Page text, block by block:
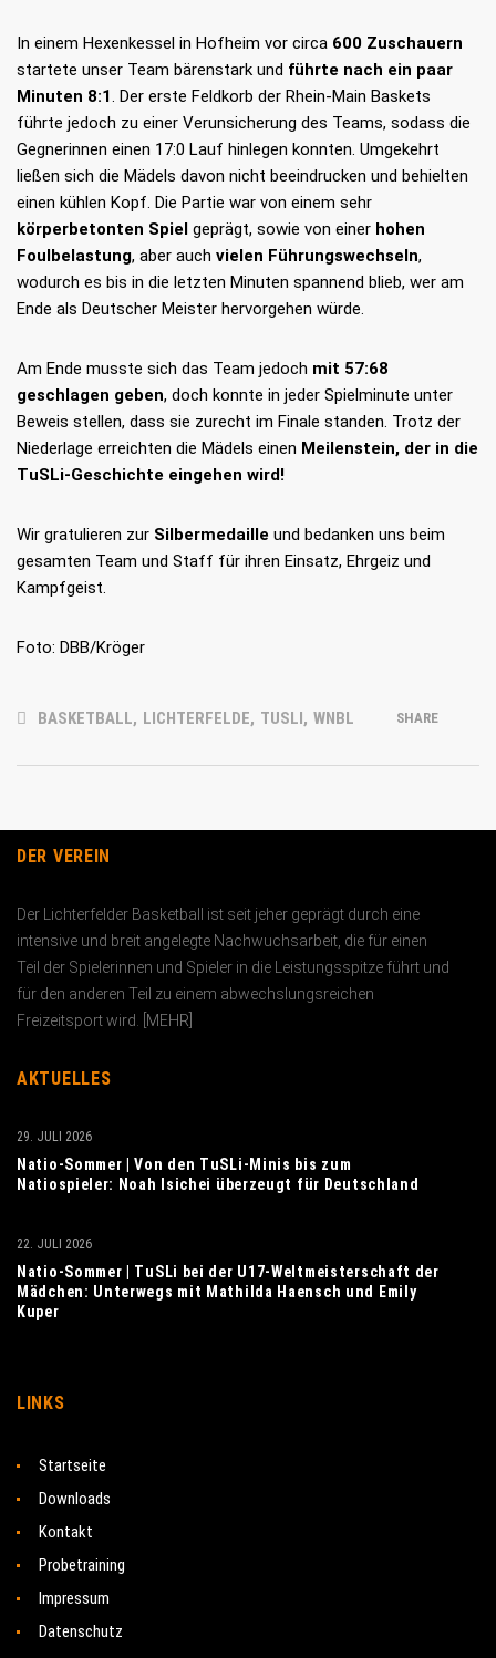
In einem Hexenkessel in Hofheim vor circa 600 Zuschauern
startete unser Team bärenstark und führte nach ein paar
Minuten 8:1. Der erste Feldkorb der Rhein-Main Baskets
führte jedoch zu einer Verunsicherung des Teams, sodass die
Gegnerinnen einen 17:0 Lauf hinlegen konnten. Umgekehrt
ließen sich die Mädels davon nicht beeindrucken und behielten
einen kühlen Kopf. Die Partie war von einem sehr
körperbetonten Spiel geprägt, sowie von einer hohen
Foulbelastung, aber auch vielen Führungswechseln,
wodurch es bis in die letzten Minuten spannend blieb, wer am
Ende als Deutscher Meister hervorgehen würde.
Am Ende musste sich das Team jedoch mit 57:68
geschlagen geben, doch konnte in jeder Spielminute unter
Beweis stellen, dass sie zurecht im Finale standen. Trotz der
Niederlage erreichten die Mädels einen Meilenstein, der in die
TuSLi-Geschichte eingehen wird!
Wir gratulieren zur Silbermedaille und bedanken uns beim
gesamten Team und Staff für ihren Einsatz, Ehrgeiz und
Kampfgeist.
Foto: DBB/Kröger
BASKETBALL, LICHTERFELDE, TUSLI, WNBL SHARE
DER VEREIN
Der Lichterfelder Basketball ist seit jeher geprägt durch eine
intensive und breit angelegte Nachwuchs­arbeit, die für einen
Teil der Spielerinnen und Spieler in die Leistungs­spitze führt und
für den anderen Teil zu einem abwechslungs­reichen
Freizeitsport wird. [
MEHR
AKTUELLES
Natio-Sommer | Von den TuSLi-Minis bis zum
Natiospieler: Noah Isichei überzeugt für Deutschland
29. JULI 2026
Natio-Sommer | TuSLi bei der U17-Weltmeisterschaft der
Mädchen: Unterwegs mit Mathilda Haensch und Emily
Kuper
22. JULI 2026
LINKS
Startseite
Downloads
Kontakt
Probetraining
Impressum
Datenschutz